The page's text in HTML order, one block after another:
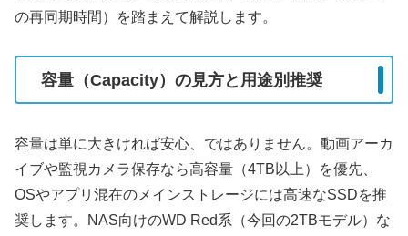
の再同期時間）を踏まえて解説します。
容量（Capacity）の見方と用途別推奨
容量は単に大きければ安心、ではありません。動画アーカ
イブや監視カメラ保存なら高容量（4TB以上）を優先、
OSやアプリ混在のメインストレージには高速なSSDを推
奨します。NAS向けのWD Red系（今回の2TBモデル）な